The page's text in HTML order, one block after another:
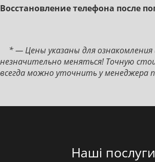
Boccтaнoвлeниe тeлeфoнa пocлe
* — Цены указаны для ознакомления
незначительно меняться! Точную
всегда можно уточнить у менеджера
Наші